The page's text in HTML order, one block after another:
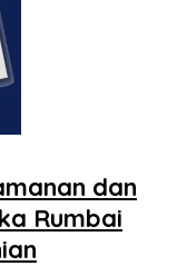
dan
Rumbai